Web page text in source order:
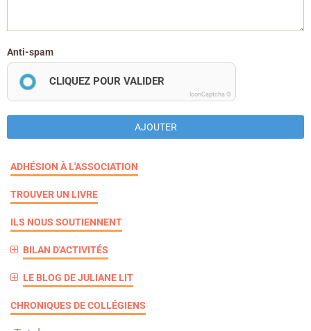
Anti-spam
CLIQUEZ POUR VALIDER
IconCaptcha ©
AJOUTER
ADHÉSION À L'ASSOCIATION
TROUVER UN LIVRE
ILS NOUS SOUTIENNENT
BILAN D'ACTIVITÉS
LE BLOG DE JULIANE LIT
CHRONIQUES DE COLLÉGIENS